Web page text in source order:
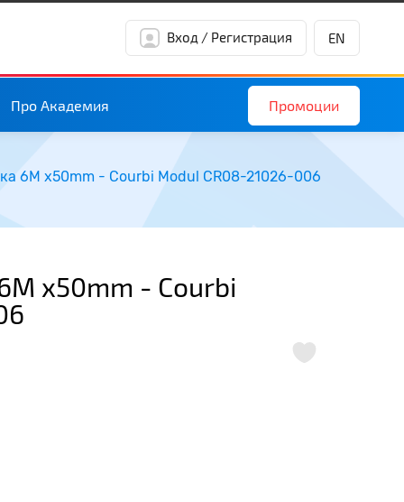
Вход / Регистрация EN
Про Академия Промоции
6M x50mm - Courbi Modul CR08-21026-006
x50mm - Courbi